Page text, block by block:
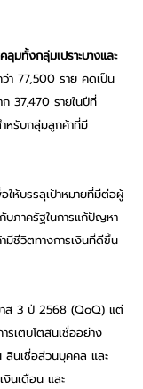
มทั้งกลุ่มเปราะบางและ
า 77,500 ราย คิดเป็น
37,470 รายในปีที่
ำหรับกลุ่มลูกค้าที่มี
ให้บรรลุเป้าหมายที่มีต่อผู้
บภาครัฐในการแก้ปัญหา
มีชีวิตทางการเงินที่ดีขึ้น
ส 3 ปี 2568 (QoQ) แต่
รเติบโตสินเชื่ออย่าง
สินเชื่อส่วนบุคคล และ
นเดือน และ